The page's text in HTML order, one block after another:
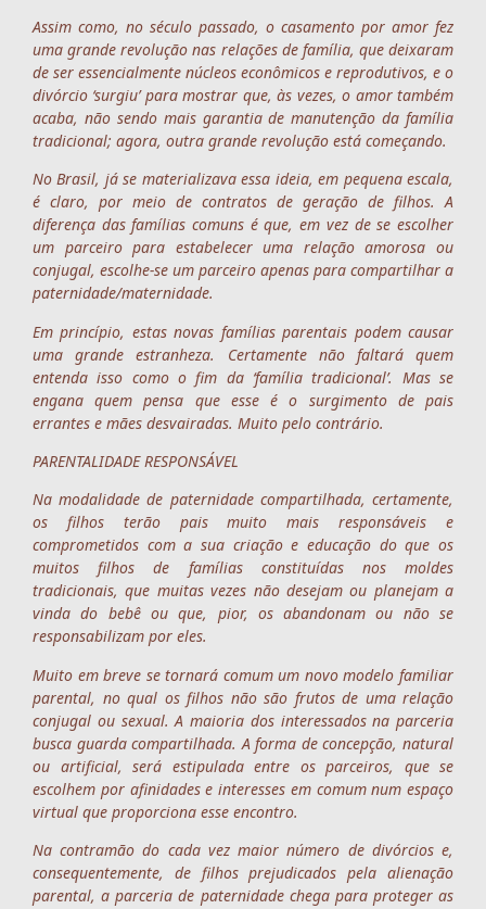
Assim como, no século passado, o casamento por amor fez
uma grande revolução nas relações de família, que deixaram
de ser essencialmente núcleos econômicos e reprodutivos, e o
divórcio ‘surgiu’ para mostrar que, às vezes, o amor também
acaba, não sendo mais garantia de manutenção da família
tradicional; agora, outra grande revolução está começando.
No Brasil, já se materializava essa ideia, em pequena escala,
é claro, por meio de contratos de geração de filhos. A
diferença das famílias comuns é que, em vez de se escolher
um parceiro para estabelecer uma relação amorosa ou
conjugal, escolhe-se um parceiro apenas para compartilhar a
paternidade/maternidade.
Em princípio, estas novas famílias parentais podem causar
uma grande estranheza. Certamente não faltará quem
entenda isso como o fim da ‘família tradicional’. Mas se
engana quem pensa que esse é o surgimento de pais
errantes e mães desvairadas. Muito pelo contrário.
PARENTALIDADE RESPONSÁVEL
Na modalidade de paternidade compartilhada, certamente,
os filhos terão pais muito mais responsáveis e
comprometidos com a sua criação e educação do que os
muitos filhos de famílias constituídas nos moldes
tradicionais, que muitas vezes não desejam ou planejam a
vinda do bebê ou que, pior, os abandonam ou não se
responsabilizam por eles.
Muito em breve se tornará comum um novo modelo familiar
parental, no qual os filhos não são frutos de uma relação
conjugal ou sexual. A maioria dos interessados na parceria
busca guarda compartilhada. A forma de concepção, natural
ou artificial, será estipulada entre os parceiros, que se
escolhem por afinidades e interesses em comum num espaço
virtual que proporciona esse encontro.
Na contramão do cada vez maior número de divórcios e,
consequentemente, de filhos prejudicados pela alienação
parental, a parceria de paternidade chega para proteger as